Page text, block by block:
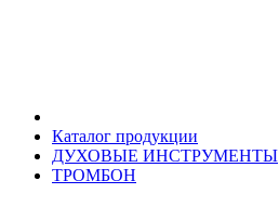
Каталог продукции
ДУХОВЫЕ ИНСТРУМЕНТЫ
ТРОМБОН